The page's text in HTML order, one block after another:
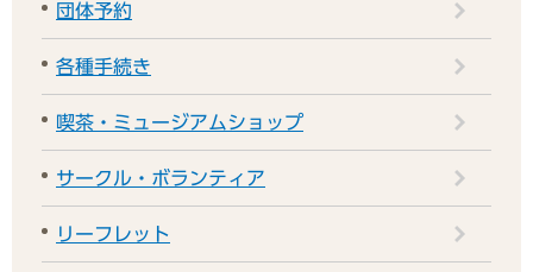
団体予約
各種手続き
喫茶・ミュージアムショップ
サークル・ボランティア
リーフレット